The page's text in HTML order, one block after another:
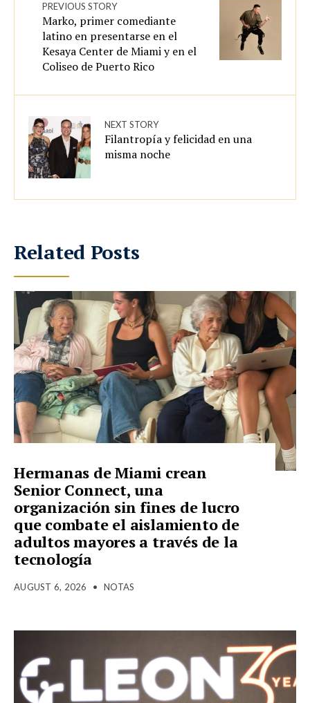
PREVIOUS STORY
Marko, primer comediante
latino en presentarse en el
Kesaya Center de Miami y en el
Coliseo de Puerto Rico
NEXT STORY
Filantropía y felicidad en una
misma noche
Related Posts
Hermanas de Miami crean
Senior Connect, una
organización sin fines de lucro
que combate el aislamiento de
adultos mayores a través de la
tecnología
AUGUST 6, 2026 • NOTAS